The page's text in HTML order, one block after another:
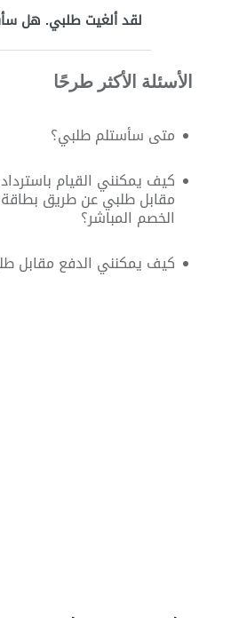
لقد ألغيت طلبي. هل
الأسئلة الأكثر طرحًا
متى سأستلم طلبي؟
كيف يمكنني القيام
مقابل طلبي عن طريق بطاقة
الخصم المباشر؟
كيف يمكنني الدفع مقابل